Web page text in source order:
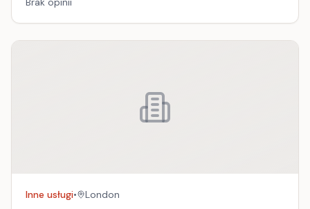
oferować edukację, która naprawdę zmienia kariery.
Inne usługi• London